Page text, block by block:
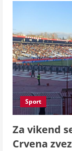
Sport
Za vikend
Crvena